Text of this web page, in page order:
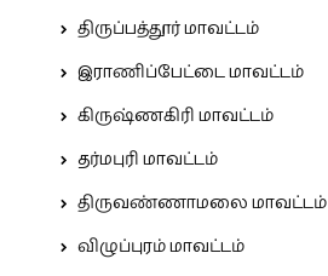
திருப்பத்தூர் மாவட்டம்
இராணிப்பேட்டை மாவட்டம்
கிருஷ்ணகிரி மாவட்டம்
தர்மபுரி மாவட்டம்
திருவண்ணாமலை மாவட்டம்
விழுப்புரம் மாவட்டம்